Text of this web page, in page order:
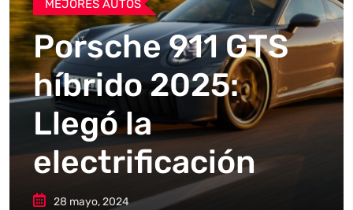
MEJORES AUTOS
Porsche 911 GTS
híbrido 2025:
Llegó la
electrificación
28 mayo, 2024